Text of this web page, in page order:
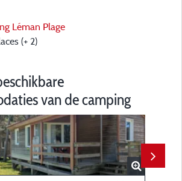
Léman Plage
(+ 2)
van de camping